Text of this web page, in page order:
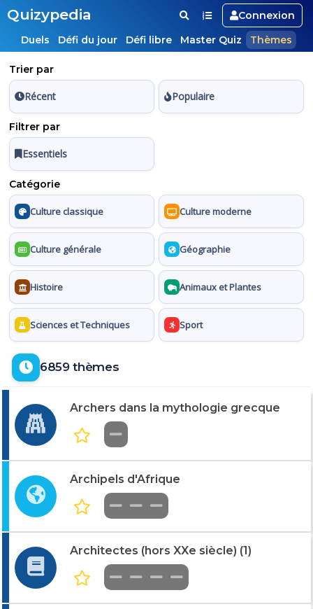
Quizypedia
Connexion
Duels
Défi du jour Défi libre Master Quiz Thèmes
Trier par
Récent Populaire
Filtrer par
Essentiels
Catégorie
Culture classique Culture moderne
Culture générale Géographie
Histoire Animaux et Plantes
Sciences et Techniques Sport
6859 thèmes
Archers dans la mythologie grecque
Archipels d'Afrique
Architectes (hors XXe siècle) (1)